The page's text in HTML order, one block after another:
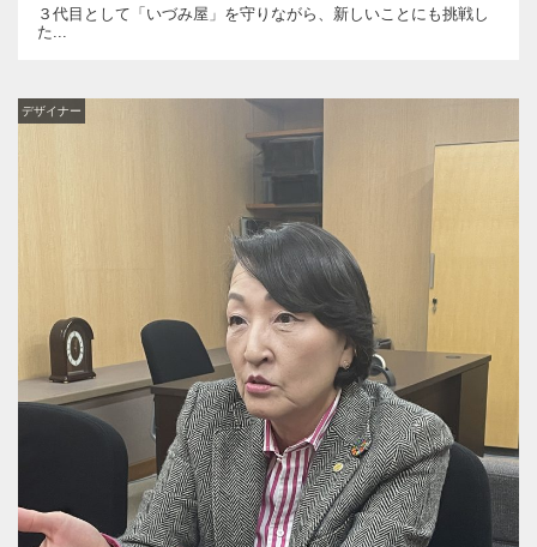
３代目として「いづみ屋」を守りながら、新しいことにも挑戦し
た...
デザイナー